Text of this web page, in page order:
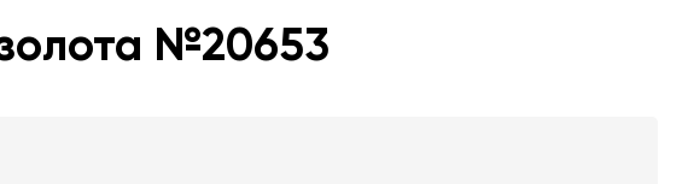
№20653